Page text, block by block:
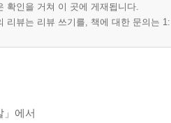
확인을 거쳐 이 곳에 게재됩니다.
리뷰는 리뷰 쓰기를, 책에 대한 문의는
」에서